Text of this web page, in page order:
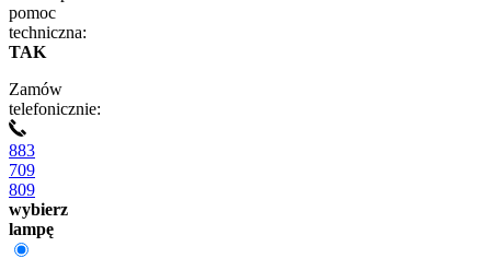
pomoc
techniczna:
TAK
Zamów
telefonicznie:
883
709
809
wybierz
lampę